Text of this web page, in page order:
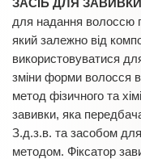
ЗАСІБ ДЛЯ
для надання волоссю
який залежно від
використовуватися
зміни форми волосся
метод фізичного та
завивки, яка
З.д.з.в. та засобом
методом. Фіксатор